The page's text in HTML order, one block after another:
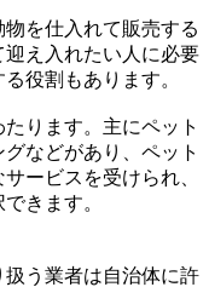
を仕入れて販売する
え入れたい人に必要
役割もあります。
ります。主にペット
などがあり、ペット
ービスを受けられ、
きます。
う業者は自治体に許